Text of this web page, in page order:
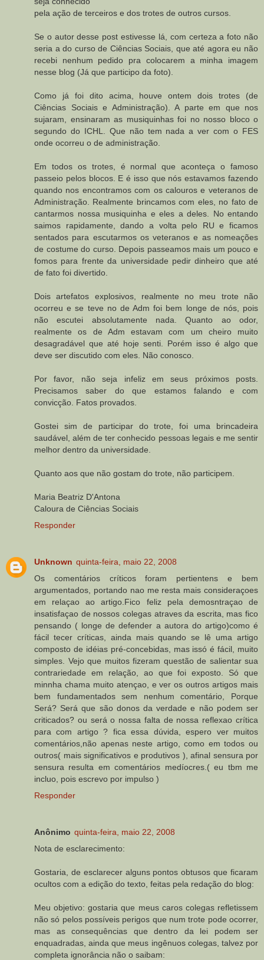
pela ação de terceiros e dos trotes de outros cursos.
Se o autor desse post estivesse lá, com certeza a foto não
seria a do curso de Ciências Sociais, que até agora eu não
recebi nenhum pedido pra colocarem a minha imagem
nesse blog (Já que participo da foto).
Como já foi dito acima, houve ontem dois trotes (de
Ciências Sociais e Administração). A parte em que nos
sujaram, ensinaram as musiquinhas foi no nosso bloco o
segundo do ICHL. Que não tem nada a ver com o FES
onde ocorreu o de administração.
Em todos os trotes, é normal que aconteça o famoso
passeio pelos blocos. E é isso que nós estavamos fazendo
quando nos encontramos com os calouros e veteranos de
Administração. Realmente brincamos com eles, no fato de
cantarmos nossa musiquinha e eles a deles. No entando
saimos rapidamente, dando a volta pelo RU e ficamos
sentados para escutarmos os veteranos e as nomeações
de costume do curso. Depois passeamos mais um pouco e
fomos para frente da universidade pedir dinheiro que até
de fato foi divertido.
Dois artefatos explosivos, realmente no meu trote não
ocorreu e se teve no de Adm foi bem longe de nós, pois
não escutei absolutamente nada. Quanto ao odor,
realmente os de Adm estavam com um cheiro muito
desagradável que até hoje senti. Porém isso é algo que
deve ser discutido com eles. Não conosco.
Por favor, não seja infeliz em seus próximos posts.
Precisamos saber do que estamos falando e com
convicção. Fatos provados.
Gostei sim de participar do trote, foi uma brincadeira
saudável, além de ter conhecido pessoas legais e me sentir
melhor dentro da universidade.
Quanto aos que não gostam do trote, não participem.
Maria Beatriz D'Antona
Caloura de Ciências Sociais
Responder
Unknown quinta-feira, maio 22, 2008
Os comentários críticos foram pertientens e bem
argumentados, portando nao me resta mais consideraçoes
em relaçao ao artigo.Fico feliz pela demosntraçao de
insatisfaçao de nossos colegas atraves da escrita, mas fico
pensando ( longe de defender a autora do artigo)como é
fácil tecer críticas, ainda mais quando se lê uma artigo
composto de idéias pré-concebidas, mas issó é fácil, muito
simples. Vejo que muitos fizeram questão de salientar sua
contrariedade em relação, ao que foi exposto. Só que
minnha chama muito atençao, e ver os outros artigos mais
bem fundamentados sem nenhum comentário, Porque
Será? Será que são donos da verdade e não podem ser
criticados? ou será o nossa falta de nossa reflexao crítica
para com artigo ? fica essa dúvida, espero ver muitos
comentários,não apenas neste artigo, como em todos ou
outros( mais significativos e produtivos ), afinal sensura por
sensura resulta em comentários medíocres.( eu tbm me
incluo, pois escrevo por impulso )
Responder
Anônimo quinta-feira, maio 22, 2008
Nota de esclarecimento:
Gostaria, de esclarecer alguns pontos obtusos que ficaram
ocultos com a edição do texto, feitas pela redação do blog:
Meu objetivo: gostaria que meus caros colegas refletissem
não só pelos possíveis perigos que num trote pode ocorrer,
mas as consequências que dentro da lei podem ser
enquadradas, ainda que meus ingênuos colegas, talvez por
completa ignorância não o saibam: